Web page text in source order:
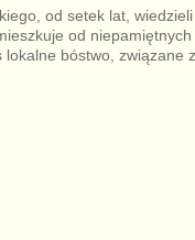
od setek lat,
od
lokalne bóstwo, związane z